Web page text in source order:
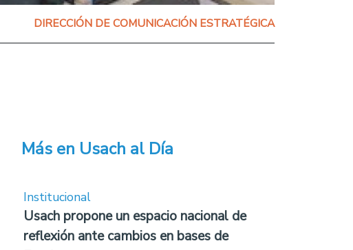
DIRECCIÓN DE COMUNICACIÓN ESTRATÉGICA
Más en Usach al Día
Institucional
Usach propone un espacio nacional de
reflexión ante cambios en bases de